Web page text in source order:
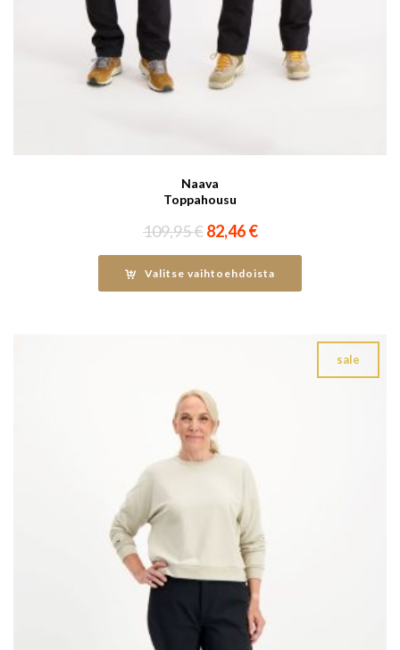
Naava
Toppahousu
109,95€ Alkuperäinen
oli:
109,95 €.
82,46€Nykyinen
on:
82,46 €.
Valitse vaihtoehdoista
sale